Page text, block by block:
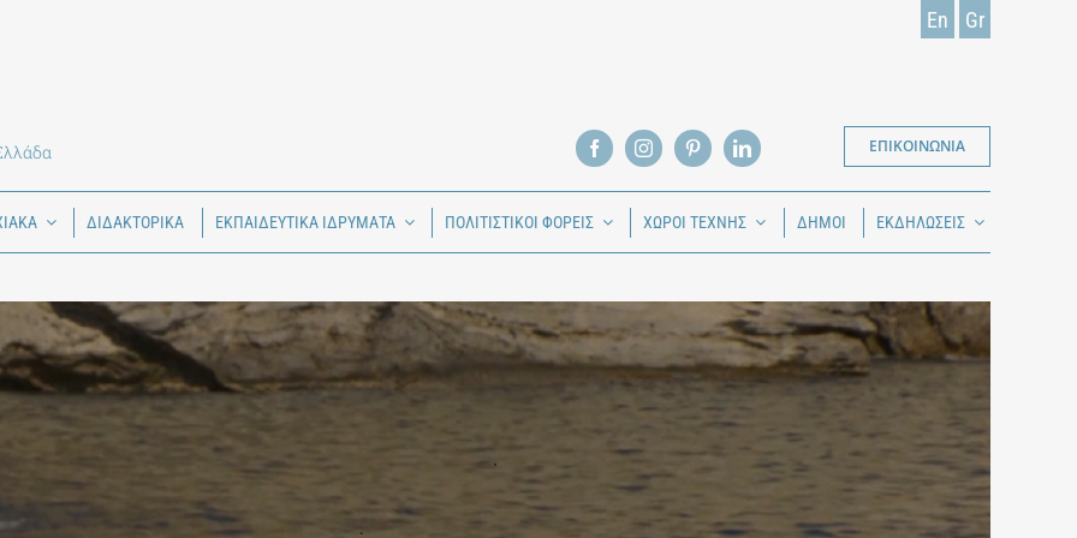
En Gr
ΕΠΙΚΟΙΝΩΝΙΑ
ΔΙΔΑΚΤΟΡΙΚΑ ΕΚΠΑΙΔΕΥΤΙΚΑ ΙΔΡΥΜΑΤΑ ΠΟΛΙΤΙΣΤΙΚΟΙ ΦΟΡΕΙΣ ΧΩΡΟΙ ΤΕΧΝΗΣ ΔΗΜΟΙ ΕΚΔΗΛΩΣΕΙΣ